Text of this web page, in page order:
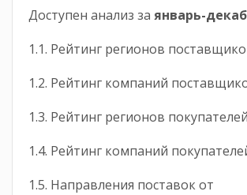
Доступен анализ за январь-
1.1. Рейтинг регионов
1.2. Рейтинг компаний
1.3. Рейтинг регионов
1.4. Рейтинг компаний
1.5. Направления поставок от